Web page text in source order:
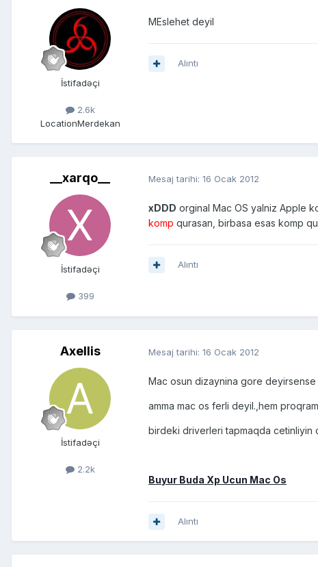
İstifadəçi
2.6k
LocationMerdekan
MEslehet deyil
Alıntı
__xarqo__
İstifadəçi
399
Mesaj tarihi: 16 Ocak 2012
xDDD orginal Mac OS yalniz Apple
komp qurasan, birbasa esas komp
Alıntı
Axellis
İstifadəçi
2.2k
Mesaj tarihi: 16 Ocak 2012
Mac osun dizaynina gore
amma mac os ferli deyil.,hem
birdeki driverleri tapmaqda cetinliyin
Buyur Buda Xp Ucun Mac Os
Alıntı